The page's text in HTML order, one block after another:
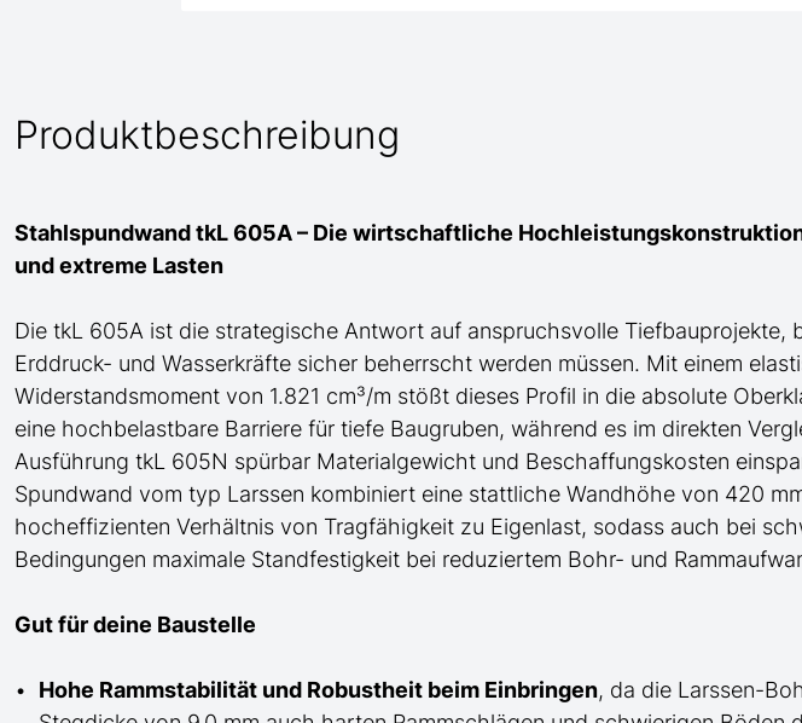
Produktbeschreibung
Stahlspundwand tkL 605A – Die wirtschaftliche
und extreme Lasten
Die tkL 605A ist die strategische Antwort auf anspruchsvolle Tiefbauprojekte,
Erddruck- und Wasserkräfte sicher beherrscht werden müssen. Mit einem
Widerstandsmoment von 1.821 cm³/m stößt dieses Profil in die absolute
eine hochbelastbare Barriere für tiefe Baugruben, während es im direkten
Ausführung tkL 605N spürbar Materialgewicht und Beschaffungskosten
Spundwand vom typ Larssen kombiniert eine stattliche Wandhöhe von 420
hocheffizienten Verhältnis von Tragfähigkeit zu Eigenlast, sodass auch bei
Bedingungen maximale Standfestigkeit bei reduziertem Bohr- und
Gut für deine Baustelle
Hohe Rammstabilität und Robustheit beim Einbringen, da die Larssen-